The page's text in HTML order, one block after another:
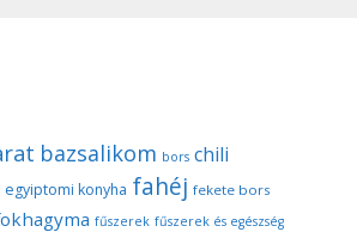
bazsalikom bors chili
egyiptomi konyha fahéj fekete bors
fűszerek fűszerek és egészség